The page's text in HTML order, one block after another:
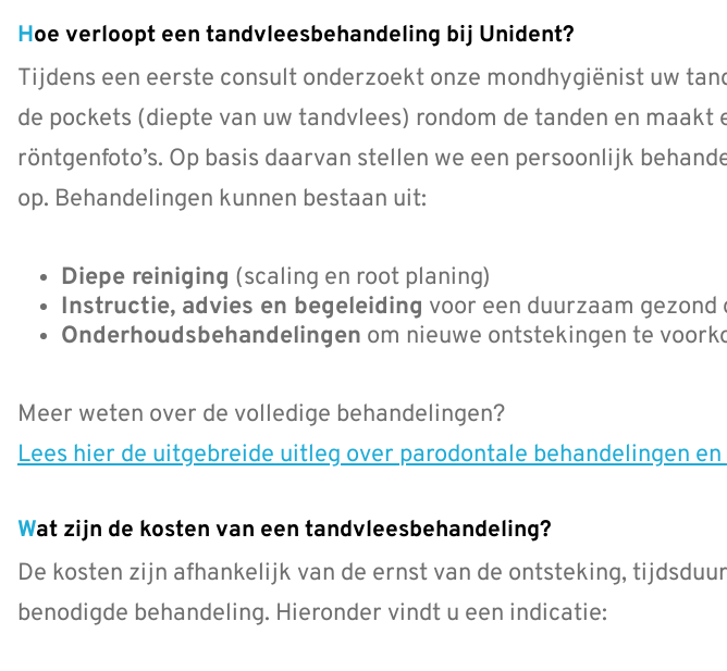
Hoe verloopt een tandvleesbehandeling bij Unident?
Tijdens een eerste consult onderzoekt onze mondhygiënist uw
de pockets (diepte van uw tandvlees) rondom de tanden en maakt
röntgenfoto’s. Op basis daarvan stellen we een persoonlijk
op. Behandelingen kunnen bestaan uit:
Diepe reiniging (scaling en root planing)
Instructie, advies en begeleiding voor een duurzaam gezond
Onderhoudsbehandelingen om nieuwe ontstekingen te
Meer weten over de volledige behandelingen?
Lees hier de uitgebreide uitleg over parodontale behandelingen
Wat zijn de kosten van een tandvleesbehandeling?
De kosten zijn afhankelijk van de ernst van de ontsteking,
benodigde behandeling. Hieronder vindt u een indicatie: